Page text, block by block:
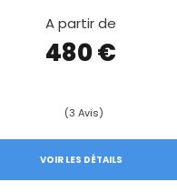
A partir de
480 €
(3 Avis)
VOIR LES DÉTAILS